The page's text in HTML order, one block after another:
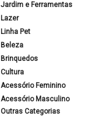
Jardim e Ferramentas
Lazer
Linha Pet
Beleza
Brinquedos
Cultura
Acessório Feminino
Acessório Masculino
Outras Categorias